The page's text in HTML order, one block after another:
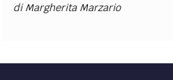
diMargherita Marzario